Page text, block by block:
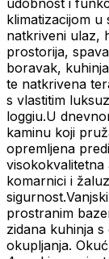
udobnost i
klimatizacijom
natkriveni ulaz,
prostorija,
boravak,
te natkrivena
s vlastitim
loggiu.U
kaminu koji
opremljena
visokokvalitetna
komarnici i
prostranim
zidana kuhinja
okupljanja.